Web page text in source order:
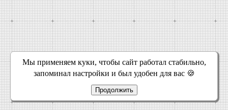
Мы применяем куки, чтобы сайт работал стабильно,
запоминал настройки и был удобен для вас 🍪
Продолжить